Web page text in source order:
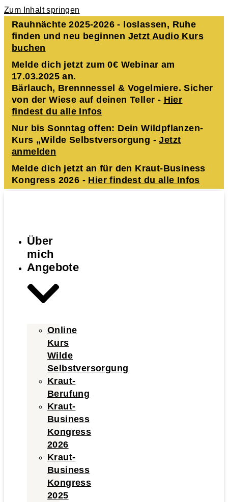
Zum Inhalt springen
Rauhnächte 2025-2026 - loslassen, Ruhe
finden und neu beginnen Jetzt Audio Kurs
buchen
Melde dich jetzt zum 0€ Webinar am
17.03.2025 an.
Bärlauch, Brennnessel & Vogelmiere. Sicher
von der Wiese auf deinen Teller - Hier
findest du alle Infos
Nur bis Sonntag offen: Dein Wildpflanzen-
Kurs „Wilde Selbstversorgung -Jetzt
anmelden
Melde dich jetzt an für den Kraut-Business
Kongress 2026 - Hier findest du alle Infos
Über
mich
Angebote
Online
Kurs
Wilde
Selbstversorgung
Kraut-
Berufung
Kraut-
Business
Kongress
2026
Kraut-
Business
Kongress
2025